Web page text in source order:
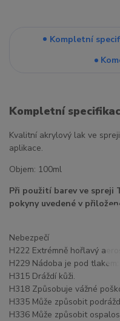
Kompletní
Kompletní
Kvalitní akrylový lak ve
aplikace.
Objem: 100ml
Při použití barev ve spreji
pokyny uvedené v
Nebezpečí
H222 Extrémně hořlavý
H229 Nádoba je pod
H315 Dráždí kůži.
H318 Způsobuje vážné
H335 Může způsobit
H336 Může způsobit